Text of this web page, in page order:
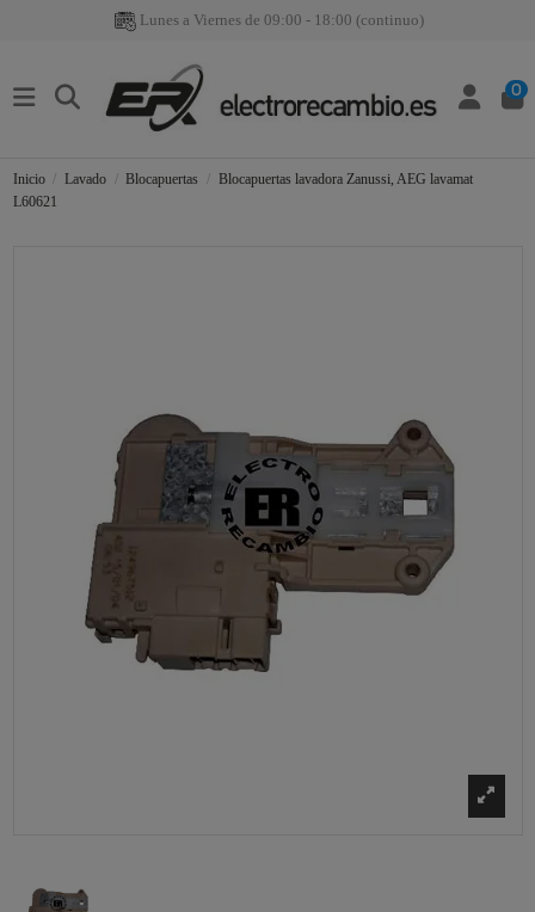
Lunes a Viernes de 09:00 - 18:00 (continuo)
0
Inicio Lavado Blocapuertas
Blocapuertas lavadora Zanussi, AEG lavamat
L60621